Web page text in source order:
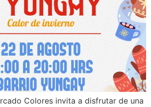
Colores invita a disfrutar de una